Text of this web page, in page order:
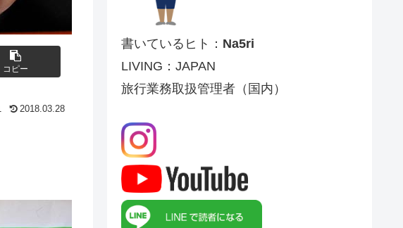
コピー
2018.03.28
書いているヒト： Na5ri
LIVING：JAPAN
旅行業務取扱管理者（国内）